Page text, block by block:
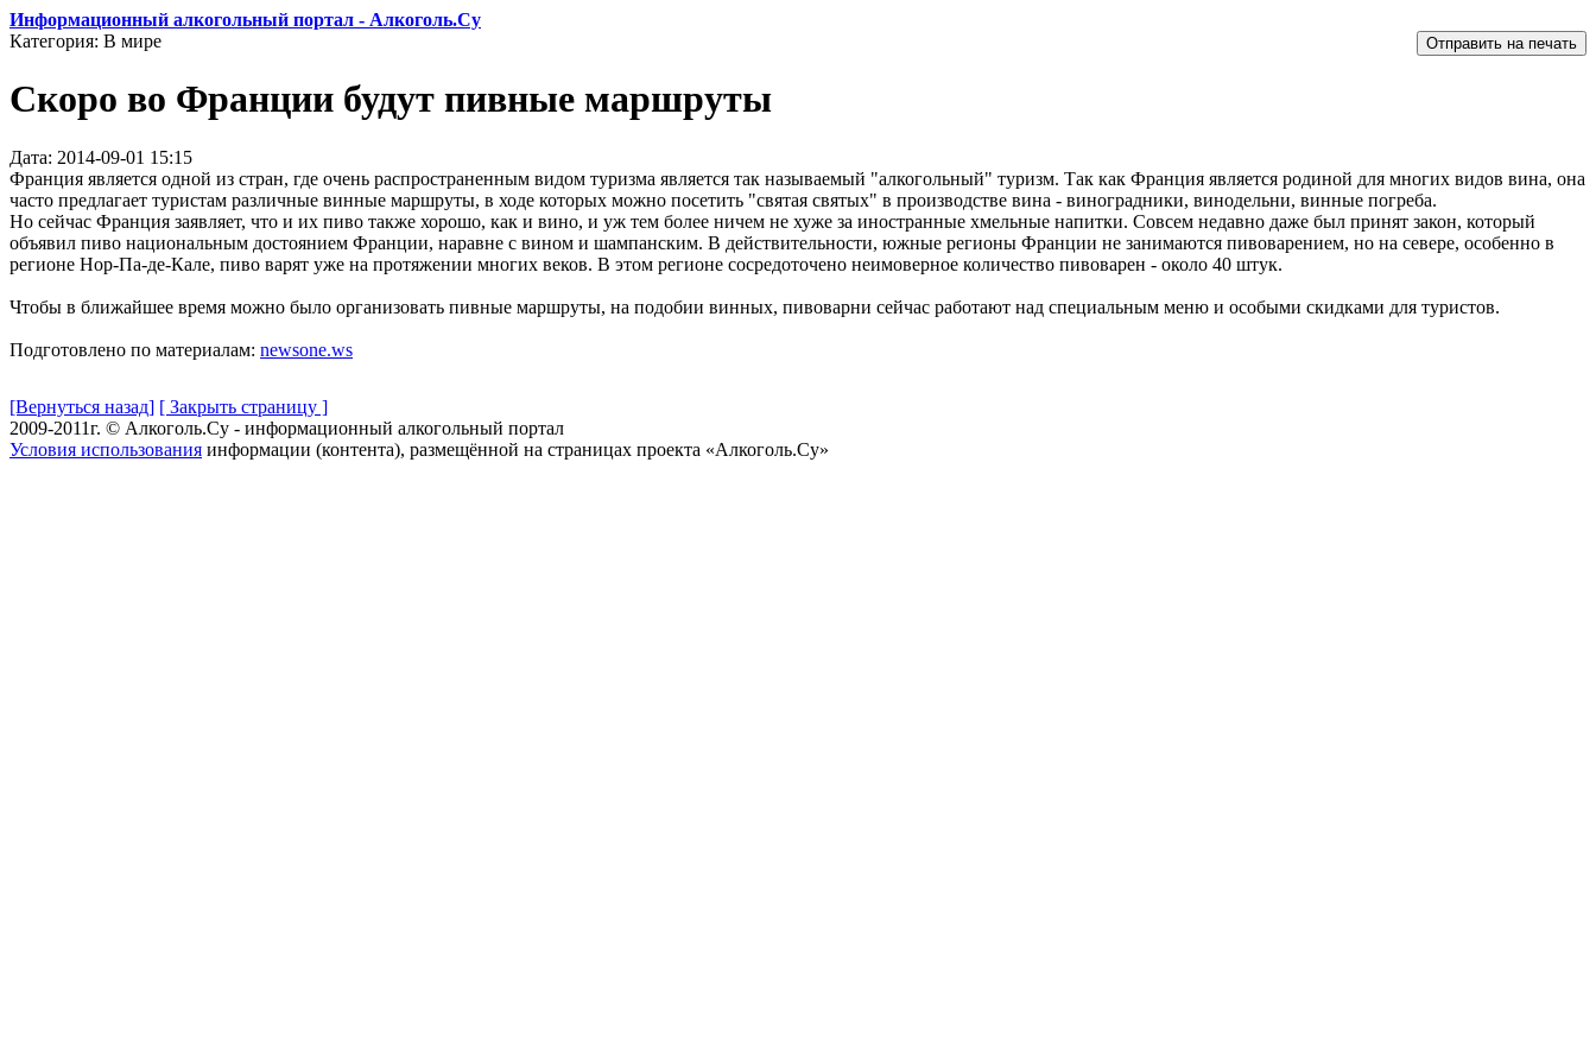
Информационный алкогольный портал - Алкоголь.Су
Категория: В мире
Скоро во Франции будут пивные маршруты
Дата: 2014-09-01 15:15
Франция является одной из стран, где очень распространенным видом туризма является так называемый "алкогольный" туризм. Так как Франция является родиной для многих видов вина, она
часто предлагает туристам различные винные маршруты, в ходе которых можно посетить "святая святых" в производстве вина - виноградники, винодельни, винные погреба.
Но сейчас Франция заявляет, что и их пиво также хорошо, как и вино, и уж тем более ничем не хуже за иностранные хмельные напитки. Совсем недавно даже был принят закон, который
объявил пиво национальным достоянием Франции, наравне с вином и шампанским. В действительности, южные регионы Франции не занимаются пивоварением, но на севере, особенно в
регионе Нор-Па-де-Кале, пиво варят уже на протяжении многих веков. В этом регионе сосредоточено неимоверное количество пивоварен - около 40 штук.
Чтобы в ближайшее время можно было организовать пивные маршруты, на подобии винных, пивоварни сейчас работают над специальным меню и особыми скидками для туристов.
Подготовлено по материалам: newsone.ws
[Вернуться назад] [ Закрыть страницу ]
2009-2011г. © Алкоголь.Су - информационный алкогольный портал
Условия использования информации (контента), размещённой на страницах проекта «Алкоголь.Су»